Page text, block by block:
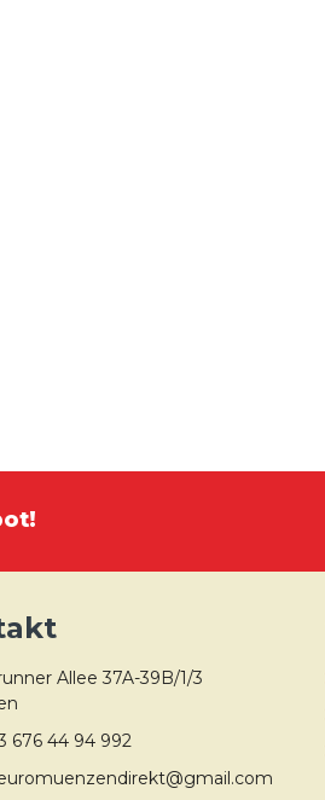
Allee 37A-39B/1/3
676 44 94 992